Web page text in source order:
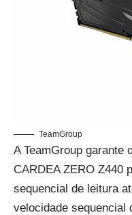
TeamGroup
A TeamGroup garante
CARDEA ZERO Z440
sequencial de leitura
velocidade sequencial